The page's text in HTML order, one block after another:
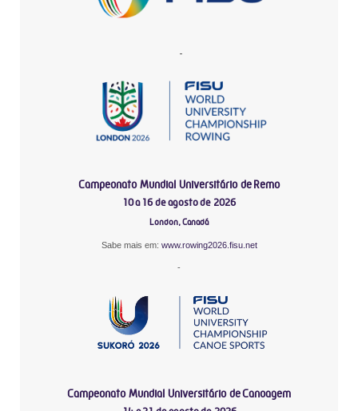
-
Campeonato Mundial Universitário de Remo
10 a 16 de agosto de 2026
London, Canadá
Sabe mais em: www.rowing2026.fisu.net
-
Campeonato Mundial Universitário de Canoagem